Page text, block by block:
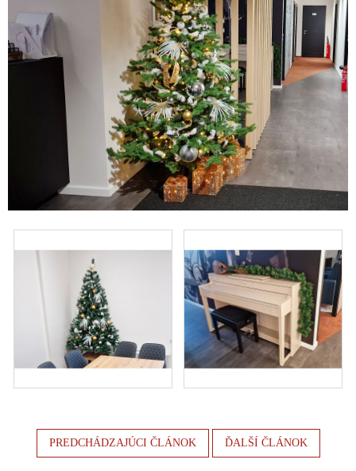
PREDCHÁDZAJÚCI ČLÁNOK ĎALŠÍ ČLÁNOK